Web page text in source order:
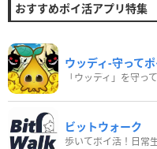
おすすめポイ活アプリ特集
ウッディ‐守って
「ウッディ」を守っ
ビットウォーク